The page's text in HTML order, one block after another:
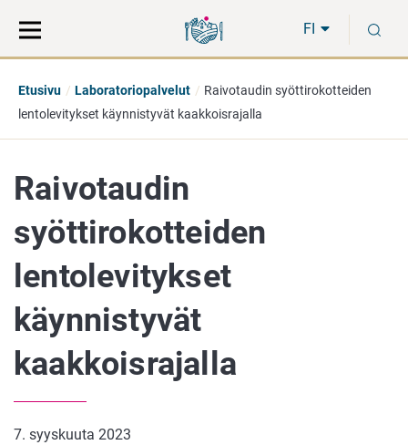
suoraan
sisältöön
koko
sivuston
FI
Etusivu Laboratoriopalvelut
Raivotaudin syöttirokotteiden
lentolevitykset käynnistyvät kaakkoisrajalla
Raivotaudin
syöttirokotteiden
lentolevitykset
käynnistyvät
kaakkoisrajalla
7. syyskuuta 2023